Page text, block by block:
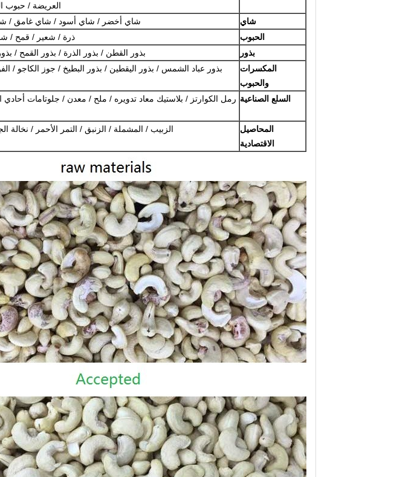
العريضة / حبوب
شاي
شاي أخضر / شاي أسود / شاي غامق /
الحبوب
ذرة / شعير / قمح /
بذور
بذور القطن / بذور الذرة / بذور القمح /
المكسرات
والحبوب
بذور عباد الشمس / بذور اليقطين / بذور البطيخ / جوز الكاجو /
السلع الصناعية رمل الكوارتز / بلاستيك معاد تدويره / ملح / معدن / جلوتامات
المحاصيل
الاقتصادية
الزبيب / المشملة / الزنبق / التمر الأحمر / نخالة